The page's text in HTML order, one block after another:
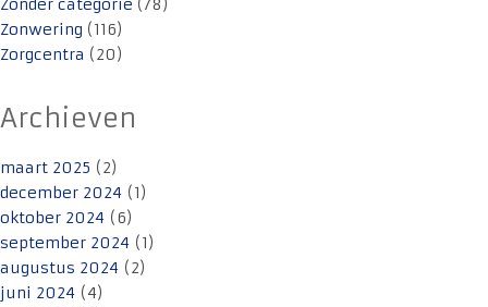
Zonder categorie (78)
Zonwering (116)
Zorgcentra (20)
Archieven
maart 2025 (2)
december 2024 (1)
oktober 2024 (6)
september 2024 (1)
augustus 2024 (2)
juni 2024 (4)